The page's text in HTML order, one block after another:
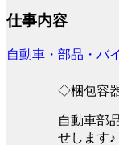
仕事内容
自動車・部品・バ
◇梱包容
自動車部
せします♪